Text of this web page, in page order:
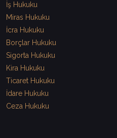
İş Hukuku
Miras Hukuku
İcra Hukuku
Borçlar Hukuku
Sigorta Hukuku
Kira Hukuku
Ticaret Hukuku
İdare Hukuku
Ceza Hukuku